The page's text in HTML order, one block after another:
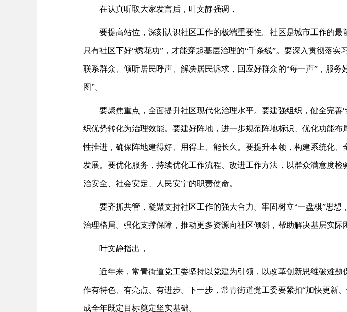
在认真听取大家发言后，叶文静强调，
要提高站位，深刻认识社区工作的极端重要性。社区是城市工作的
只有社区下好“绣花功”，才能穿起基层治理的“千条线”。要深入贯彻落
联系群众、倾听居民呼声、解决居民诉求，回应好群众的“每一声”，服
图”。
要聚焦重点，全面提升社区现代化治理水平。要建强组织，健全完
织优势转化为治理效能。要建好阵地，进一步规范阵地标识、优化功能
性推进，确保阵地建得好、用得上、能长久。要提升本领，构建系统化
发展。要优化服务，持续优化工作流程、改进工作方法，以群众满意度
治安全、社会安定、人民安宁的职责使命。
要齐抓共管，凝聚支持社区工作的强大合力。牢固树立“一盘棋”思
治理格局。强化支撑保障，推动更多资源向社区倾斜，帮助解决基层实
叶文静指出，
近年来，常青街道党工委坚持以党建为引领，以改革创新思维破难
作有特色、有亮点、有进步。下一步，常青街道党工委要紧扣“加快更新
成全年既定目标奠定坚实基础。